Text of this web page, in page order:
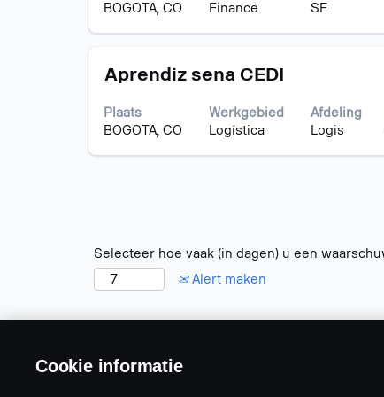
geven.
BOGOTA, CO
Finance
SF
volledige
van
functiegegevens
weer
geven.
Titel
Aprendiz sena CEDI
Plaats
BOGOTA, CO
Werkgebied
Logística
Afdeling
Logis
Selecteer
deze
spatiebalk
om
volledige
weer
te
geven.
Selecteer hoe vaak (in dagen) u een
Alert maken
Cookie informatie